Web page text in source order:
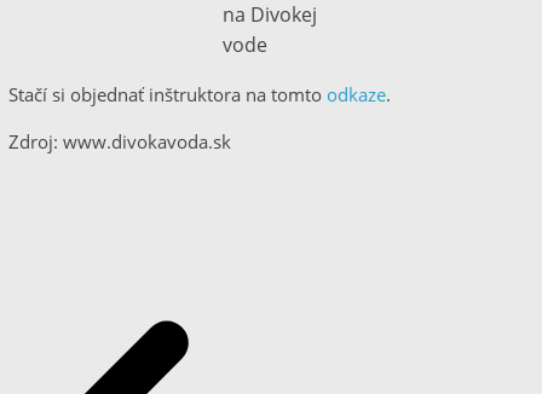
na Divokej
vode
Stačí si objednať inštruktora na tomto odkaze.
Zdroj: www.divokavoda.sk